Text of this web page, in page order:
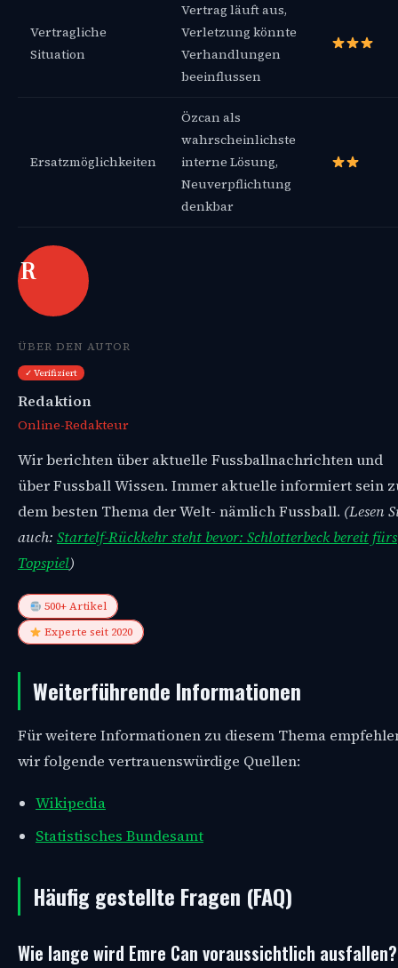
Vertragliche
Situation
Vertrag läuft aus,
Verletzung könnte
Verhandlungen
beeinflussen
Ersatzmöglichkeiten
Özcan als
wahrscheinlichste
interne Lösung,
Neuverpflichtung
denkbar
R
ÜBER DEN AUTOR
✓ Verifiziert
Redaktion
Online-Redakteur
Wir berichten über aktuelle Fussballnachrichten und
über Fussball Wissen. Immer aktuelle informiert sein
dem besten Thema der Welt- nämlich Fussball. (Lesen
auch: Startelf-Rückkehr steht bevor: Schlotterbeck bereit fürs
Topspiel)
500+ Artikel
Experte seit 2020
Weiterführende Informationen
Für weitere Informationen zu diesem Thema
wir folgende vertrauenswürdige Quellen:
Wikipedia
Statistisches Bundesamt
Häufig gestellte Fragen (FAQ)
Wie lange wird Emre Can voraussichtlich ausfallen?